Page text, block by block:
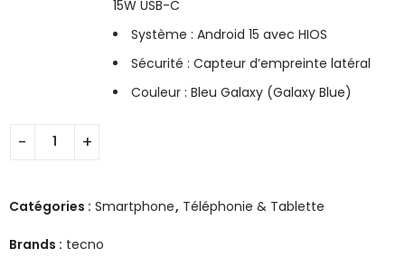
15W USB-C
Système : Android 15 avec HIOS
Sécurité : Capteur d’empreinte latéral
Couleur : Bleu Galaxy (Galaxy Blue)
Catégories : Smartphone, Téléphonie & Tablette
Brands : tecno